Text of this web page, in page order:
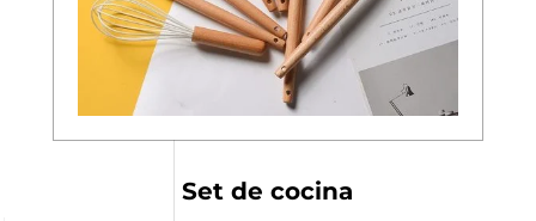
Set de cocina